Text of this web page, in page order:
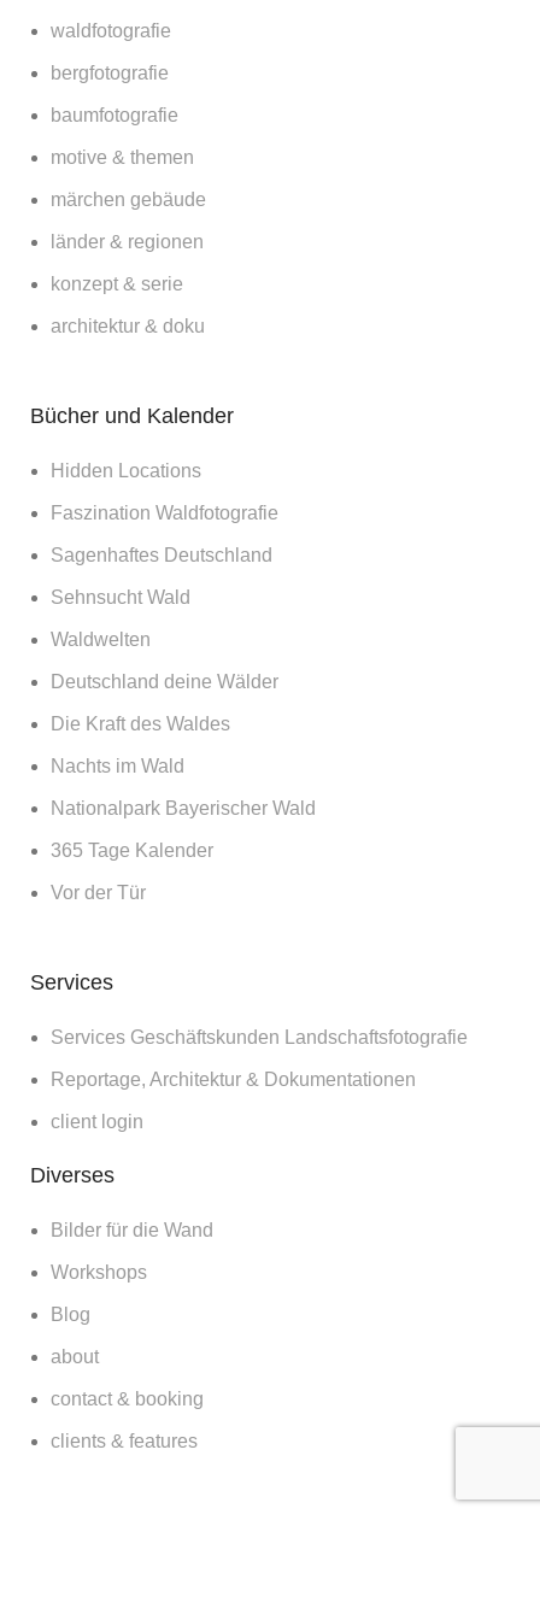
waldfotografie
bergfotografie
baumfotografie
motive & themen
märchen gebäude
länder & regionen
konzept & serie
architektur & doku
Bücher und Kalender
Hidden Locations
Faszination Waldfotografie
Sagenhaftes Deutschland
Sehnsucht Wald
Waldwelten
Deutschland deine Wälder
Die Kraft des Waldes
Nachts im Wald
Nationalpark Bayerischer Wald
365 Tage Kalender
Vor der Tür
Services
Services Geschäftskunden Landschaftsfotografie
Reportage, Architektur & Dokumentationen
client login
Diverses
Bilder für die Wand
Workshops
Blog
about
contact & booking
clients & features